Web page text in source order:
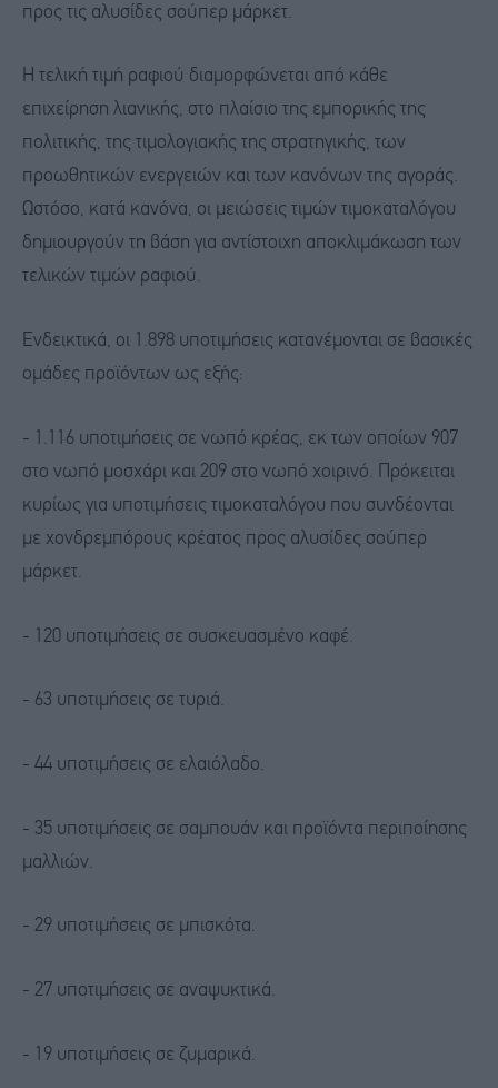
προς τις αλυσίδες σούπερ μάρκετ.
Η τελική τιμή ραφιού διαμορφώνεται από κάθε
επιχείρηση λιανικής, στο πλαίσιο της εμπορικής της
πολιτικής, της τιμολογιακής της στρατηγικής, των
προωθητικών ενεργειών και των κανόνων της αγοράς.
Ωστόσο, κατά κανόνα, οι μειώσεις τιμών τιμοκαταλόγου
δημιουργούν τη βάση για αντίστοιχη αποκλιμάκωση των
τελικών τιμών ραφιού.
Ενδεικτικά, οι 1.898 υποτιμήσεις κατανέμονται σε βασικές
ομάδες προϊόντων ως εξής:
- 1.116 υποτιμήσεις σε νωπό κρέας, εκ των οποίων 907
στο νωπό μοσχάρι και 209 στο νωπό χοιρινό. Πρόκειται
κυρίως για υποτιμήσεις τιμοκαταλόγου που συνδέονται
με χονδρεμπόρους κρέατος προς αλυσίδες σούπερ
μάρκετ.
- 120 υποτιμήσεις σε συσκευασμένο καφέ.
- 63 υποτιμήσεις σε τυριά.
- 44 υποτιμήσεις σε ελαιόλαδο.
- 35 υποτιμήσεις σε σαμπουάν και προϊόντα περιποίησης
μαλλιών.
- 29 υποτιμήσεις σε μπισκότα.
- 27 υποτιμήσεις σε αναψυκτικά.
- 19 υποτιμήσεις σε ζυμαρικά.